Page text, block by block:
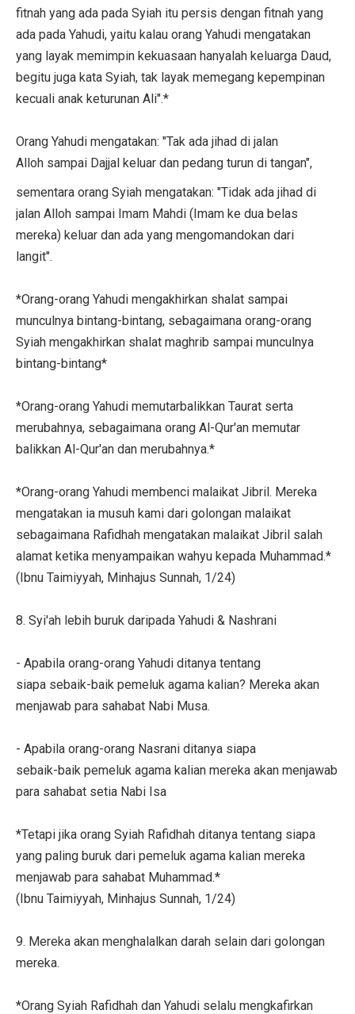
fitnah yang ada pada Syiah itu persis dengan fitnah yang
ada pada Yahudi, yaitu kalau orang Yahudi mengatakan
yang layak memimpin kekuasaan hanyalah keluarga Daud,
begitu juga kata Syiah, tak layak memegang kepempinan
kecuali anak keturunan Ali".*
Orang Yahudi mengatakan: "Tak ada jihad di jalan
Alloh sampai Dajjal keluar dan pedang turun di tangan",
sementara orang Syiah mengatakan: "Tidak ada jihad di
jalan Alloh sampai Imam Mahdi (Imam ke dua belas
mereka) keluar dan ada yang mengomandokan dari
langit".
*Orang-orang Yahudi mengakhirkan shalat sampai
munculnya bintang-bintang, sebagaimana orang-orang
Syiah mengakhirkan shalat maghrib sampai munculnya
bintang-bintang*
*Orang-orang Yahudi memutarbalikkan Taurat serta
merubahnya, sebagaimana orang Al-Qur'an memutar
balikkan Al-Qur'an dan merubahnya.*
*Orang-orang Yahudi membenci malaikat Jibril. Mereka
mengatakan ia musuh kami dari golongan malaikat
sebagaimana Rafidhah mengatakan malaikat Jibril salah
alamat ketika menyampaikan wahyu kepada Muhammad.*
(Ibnu Taimiyyah, Minhajus Sunnah, 1/24)
8. Syi'ah lebih buruk daripada Yahudi & Nashrani
- Apabila orang-orang Yahudi ditanya tentang
siapa sebaik-baik pemeluk agama kalian? Mereka akan
menjawab para sahabat Nabi Musa.
- Apabila orang-orang Nasrani ditanya siapa
sebaik-baik pemeluk agama kalian mereka akan menjawab
para sahabat setia Nabi Isa
*Tetapi jika orang Syiah Rafidhah ditanya tentang siapa
yang paling buruk dari pemeluk agama kalian mereka
menjawab para sahabat Muhammad.*
(Ibnu Taimiyyah, Minhajus Sunnah, 1/24)
9. Mereka akan menghalalkan darah selain dari golongan
mereka.
*Orang Syiah Rafidhah dan Yahudi selalu mengkafirkan